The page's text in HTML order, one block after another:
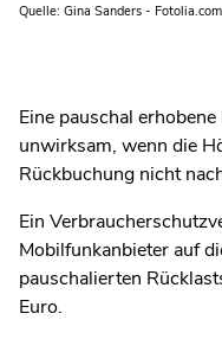
Quelle: Gina Sanders - Fotolia.com
Eine pauschal
unwirksam, wenn die
Rückbuchung nicht
Ein
Mobilfunkanbieter auf
pauschalierten
Euro.